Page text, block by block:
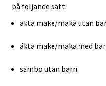
på följande sätt:
äkta make/maka utan
äkta make/maka med
sambo utan barn